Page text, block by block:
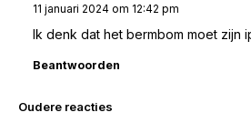
11 januari 2024 om 12:42 pm
Ik denk dat het bermbom moet zijn
Beantwoorden
Reacties
Oudere reacties